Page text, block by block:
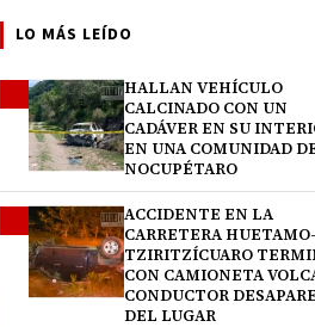
LO MÁS LEÍDO
HALLAN VEHÍCULO
CALCINADO CON UN
CADÁVER EN SU
EN UNA COMUNIDAD
NOCUPÉTARO
ACCIDENTE EN LA
CARRETERA
TZIRITZÍCUARO
CON CAMIONETA
CONDUCTOR
DEL LUGAR